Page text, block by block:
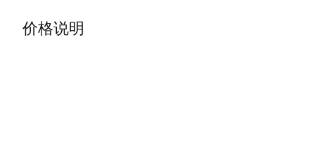
价格说明